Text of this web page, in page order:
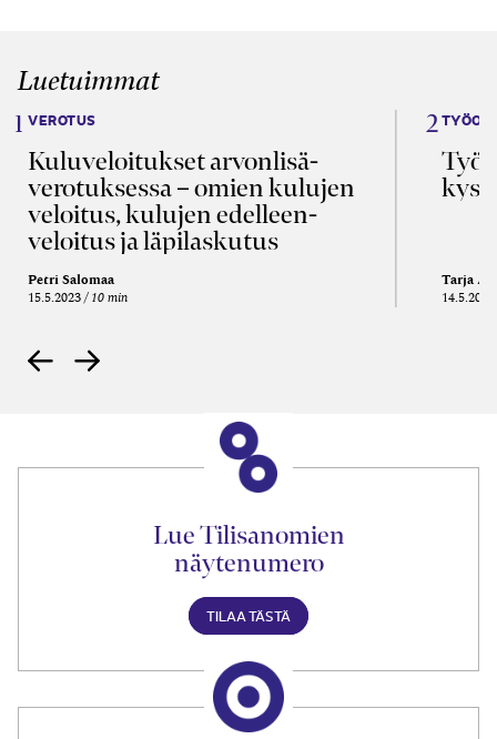
Luetuimmat
VEROTUS
Kulu­veloitukset arvon­lisä­
verotuksessa – omien kulujen
veloitus, kulujen edelleen­
veloitus ja läpi­laskutus
Petri Salomaa
15.5.2023 10 min
Tarja
14.5.2021
Lue Tilisanomien
näytenumero
TILAA TÄSTÄ